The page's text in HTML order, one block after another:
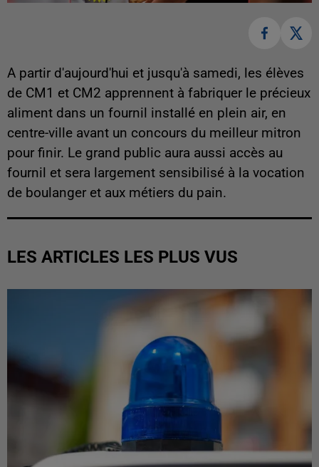
A partir d'aujourd'hui et jusqu'à samedi, les élèves
de CM1 et CM2 apprennent à fabriquer le précieux
aliment dans un fournil installé en plein air, en
centre-ville avant un concours du meilleur mitron
pour finir. Le grand public aura aussi accès au
fournil et sera largement sensibilisé à la vocation
de boulanger et aux métiers du pain.
LES ARTICLES LES PLUS VUS